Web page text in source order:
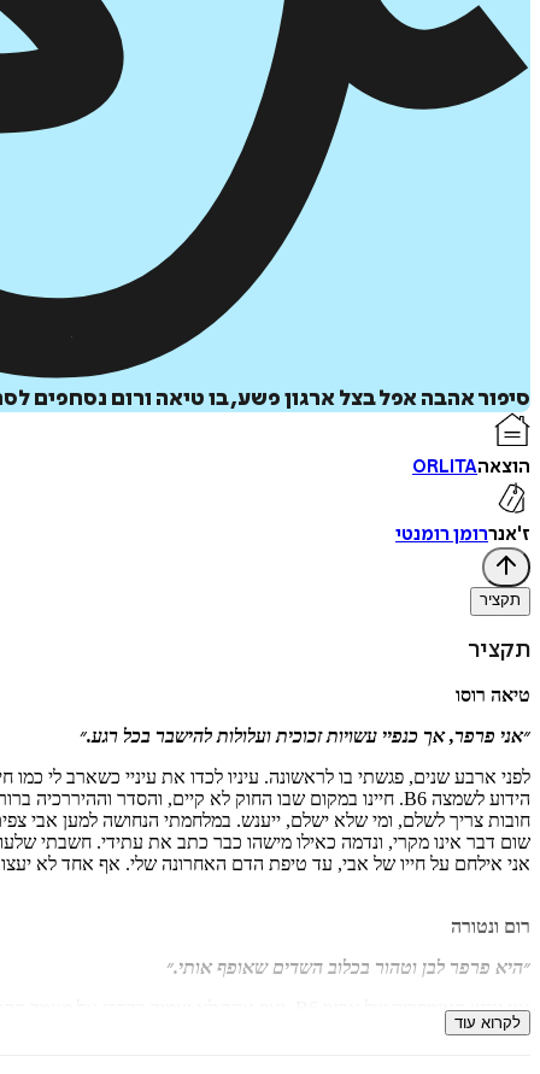
סיפור אהבה אפל בצל ארגון פשע, בו טיאה ורום נסחפים
הוצאהORLITA
ז'אנררומן רומנטי
תקציר
תקציר
טיאה רוסו
״אני פרפר, אך כנפיי עשויות זכוכית ועלולות להישבר בכל רגע.״
לפני ארבע שנים, פגשתי בו לראשונה. עיניו לכדו את עיניי כשארב לי
הידוע לשמצה B6. חיינו במקום שבו החוק לא קיים, והסדר וההיררכיה ברורים מאוד.
חובות צריך לשלם, ומי שלא ישלם, ייענש. במלחמתי הנחושה למען אבי
שום דבר אינו מקרי, ונדמה כאילו מישהו כבר כתב את עתידי. חשבתי
אני אילחם על חייו של אבי, עד טיפת הדם האחרונה שלי. אף אחד לא
רום ונטורה
״היא פרפר לבן וטהור בכלוב השדים שאופף אותי.״
עסק עם פרפר מיוחד, שמצליח להפנט אותי ולחמוק ממני בעת ובעונה
לקרוא עוד